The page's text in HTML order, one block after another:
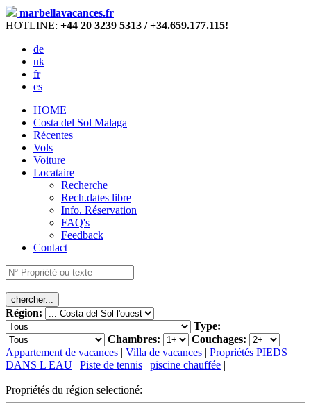
marbellavacances.fr
HOTLINE: +44 20 3239 5313 / +34.659.177.115!
de
uk
fr
es
HOME
Costa del Sol Malaga
Récentes
Vols
Voiture
Locataire
Recherche
Rech.dates libre
Info. Réservation
FAQ's
Feedback
Contact
Région:
Type:
Chambres:
Couchages:
Appartement de vacances | Villa de vacances | Propriétés PIEDS
DANS L EAU | Piste de tennis | piscine chauffée |
Propriétés du région selectioné: